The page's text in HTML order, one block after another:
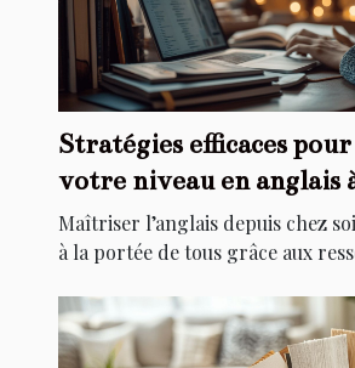
Stratégies efficaces
votre niveau en anglais
Maîtriser l’anglais depuis chez
à la portée de tous grâce aux